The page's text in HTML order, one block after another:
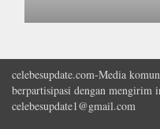
celebesupdate.com-Media
berpartisipasi dengan mengirim
celebesupdate1@gmail.com